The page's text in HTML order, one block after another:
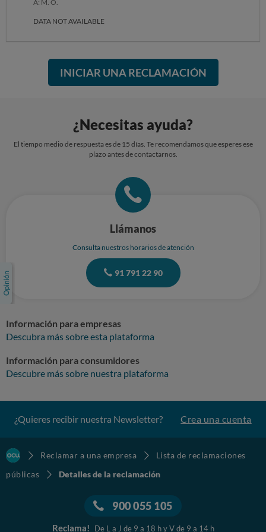
cuestione la devolución por unas horas. Solicito de nuevo la
A: M. O.
DATA NOT AVAILABLE
INICIAR UNA RECLAMACIÓN
¿Necesitas ayuda?
El tiempo medio de respuesta es de 15 días. Te recomendamos que esperes ese
plazo antes de contactarnos.
Llámanos
Consulta nuestros horarios de atención
91 791 22 90
Información para empresas
Descubra más sobre esta plataforma
Información para consumidores
Descubre más sobre nuestra plataforma
¿Quieres recibir nuestra Newsletter? Crea una cuenta
Reclamar a una empresa
Lista de reclamaciones
públicas
Detalles de la reclamación
900 055 105
Reclama! De L a J de 9 a 18 h y V de 9 a 14 h